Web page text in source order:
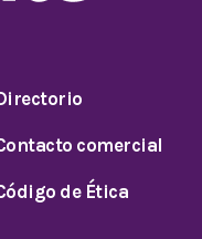
comercial
de Ética